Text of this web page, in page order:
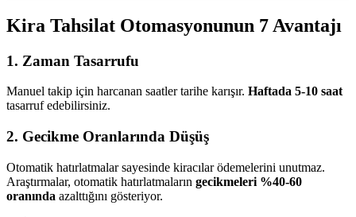
Kira Tahsilat Otomasyonunun 7 Avantajı
1. Zaman Tasarrufu
Manuel takip için harcanan saatler tarihe karışır. Haftada 5-10 saat
tasarruf edebilirsiniz.
2. Gecikme Oranlarında Düşüş
Otomatik hatırlatmalar sayesinde kiracılar ödemelerini unutmaz.
Araştırmalar, otomatik hatırlatmaların gecikmeleri %40-60
oranında azalttığını gösteriyor.